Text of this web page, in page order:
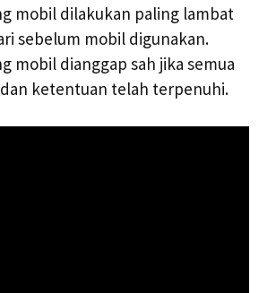
mobil dilakukan paling lambat
sebelum mobil digunakan.
mobil dianggap sah jika semua
ketentuan telah terpenuhi.